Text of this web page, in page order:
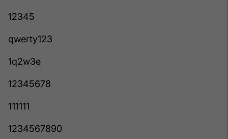
12345
qwerty123
1q2w3e
12345678
111111
1234567890